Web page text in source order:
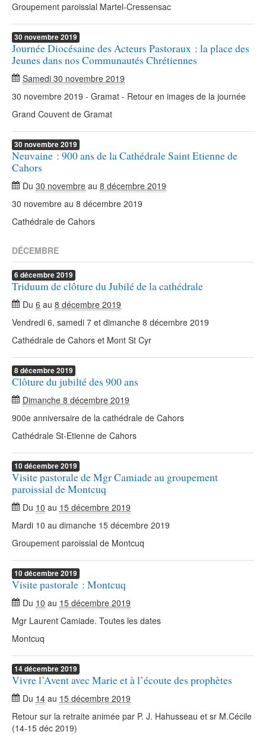
Groupement paroissial Martel-Cressensac
30 novembre2019
Journée Diocésaine des Acteurs Pastoraux : la place des
Jeunes dans nos Communautés Chrétiennes
Samedi 30 novembre 2019
30 novembre 2019 - Gramat - Retour en images de la journée
Grand Couvent de Gramat
30 novembre2019
Neuvaine : 900 ans de la Cathédrale Saint Etienne de
Cahors
Du 30 novembre au 8 décembre 2019
30 novembre au 8 décembre 2019
Cathédrale de Cahors
DÉCEMBRE
6 décembre2019
Triduum de clôture du Jubilé de la cathédrale
Du 6 au 8 décembre 2019
Vendredi 6, samedi 7 et dimanche 8 décembre 2019
Cathédrale de Cahors et Mont St Cyr
8décembre2019
Clôture du jubilté des 900 ans
Dimanche 8 décembre 2019
900e anniversaire de la cathédrale de Cahors
Cathédrale St-Etienne de Cahors
10 décembre2019
Visite pastorale de Mgr Camiade au groupement
paroissial de Montcuq
Du 10 au 15 décembre 2019
Mardi 10 au dimanche 15 décembre 2019
Groupement paroissial de Montcuq
10 décembre2019
Visite pastorale : Montcuq
Du 10 au 15 décembre 2019
Mgr Laurent Camiade. Toutes les dates
Montcuq
14décembre2019
Vivre l’Avent avec Marie et à l’écoute des prophètes
Du 14 au 15 décembre 2019
Retour sur la retraite animée par P. J. Hahusseau et sr M.Cécile
(14-15 déc 2019)